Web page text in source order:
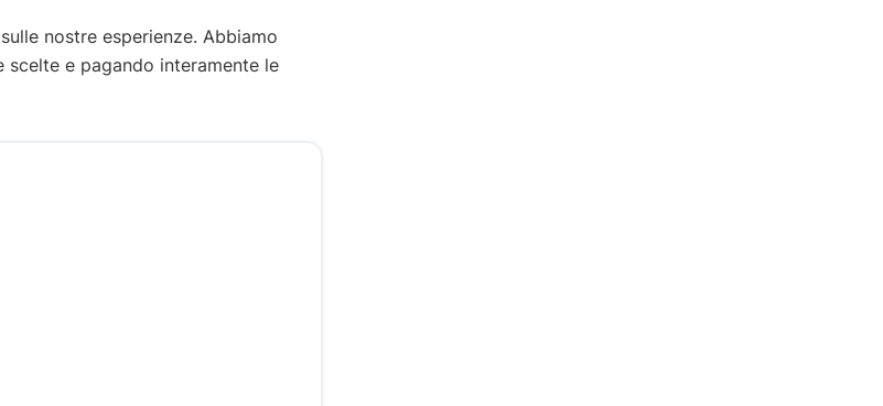
nostre esperienze. Abbiamo
e pagando interamente le